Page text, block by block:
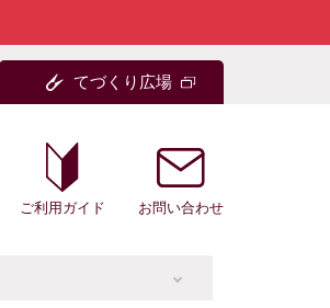
てづくり広場
ご利用ガイド お問い合わせ